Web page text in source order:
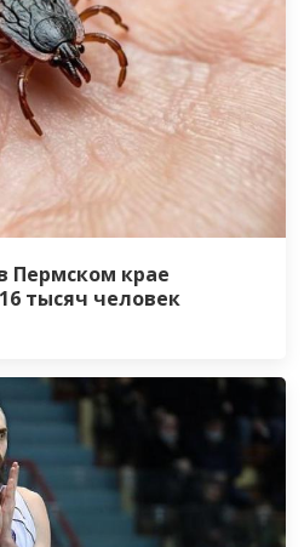
Пермском крае
тысяч человек